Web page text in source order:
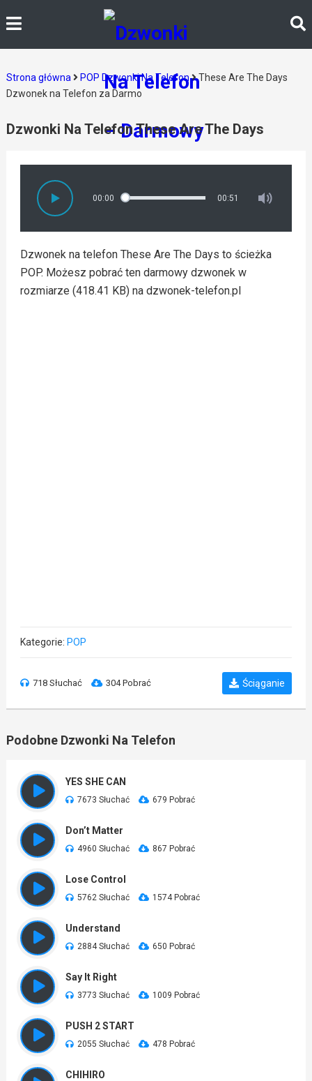
Strona główna POP Dzwonki Na Telefon
These Are The Days
Dzwonek na Telefon za Darmo
Dzwonki Na Telefon These Are The Days
00:00 00:51
Dzwonek na telefon These Are The Days to ścieżka
POP. Możesz pobrać ten darmowy dzwonek w
rozmiarze (418.41 KB) na dzwonek-telefon.pl
Kategorie: POP
718 Słuchać 304 Pobrać Ściąganie
Podobne Dzwonki Na Telefon
YES SHE CAN
7673 Słuchać 679 Pobrać
Don’t Matter
4960 Słuchać 867 Pobrać
Lose Control
5762 Słuchać 1574 Pobrać
Understand
2884 Słuchać 650 Pobrać
Say It Right
3773 Słuchać 1009 Pobrać
PUSH 2 START
2055 Słuchać 478 Pobrać
CHIHIRO